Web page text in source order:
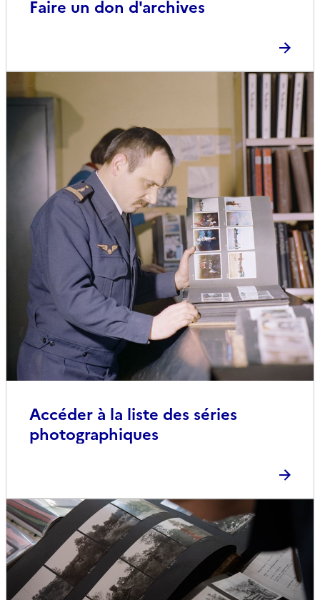
Faire un don d'archives
Accéder à la liste des séries
photographiques